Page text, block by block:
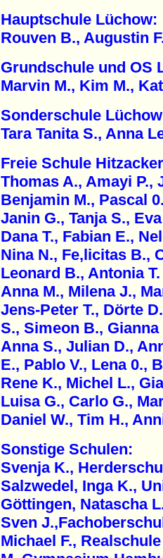
Hauptschule Lüchow:
Rouven B., Augustin
Grundschule und OS
Marvin M., Kim M.,
Sonderschule
Tara Tanita S., Anna
Freie Schule
Thomas A., Amayi P.,
Benjamin M., Pascal
Janin G., Tanja S.,
Dana T., Fabian E.,
Nina N., Fe,licitas B.,
Leonard B., Antonia
Anna M., Milena J.,
Jens-Peter T., Dörte
S., Simeon B.,
Anna S., Julian D.,
E., Pablo V., Lena 0.,
Rene K., Michel L.,
Luisa G., Carlo G.,
Daniel W., Tim H.,
Sonstige Schulen:
Svenja K.,
Salzwedel, Inga K.,
Göttingen, Natascha
Sven
Michael F.,